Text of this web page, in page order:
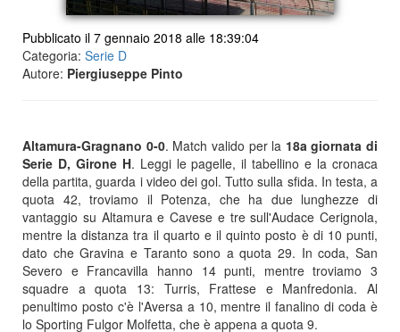
Pubblicato il 7 gennaio 2018 alle 18:39:04
Categoria: Serie D
Autore: Piergiuseppe Pinto
Altamura-Gragnano 0-0. Match valido per la 18a giornata di
Serie D, Girone H. Leggi le pagelle, il tabellino e la cronaca
della partita, guarda i video dei gol. Tutto sulla sfida. In testa, a
quota 42, troviamo il Potenza, che ha due lunghezze di
vantaggio su Altamura e Cavese e tre sull'Audace Cerignola,
mentre la distanza tra il quarto e il quinto posto è di 10 punti,
dato che Gravina e Taranto sono a quota 29. In coda, San
Severo e Francavilla hanno 14 punti, mentre troviamo 3
squadre a quota 13: Turris, Frattese e Manfredonia. Al
penultimo posto c'è l'Aversa a 10, mentre il fanalino di coda è
lo Sporting Fulgor Molfetta, che è appena a quota 9.